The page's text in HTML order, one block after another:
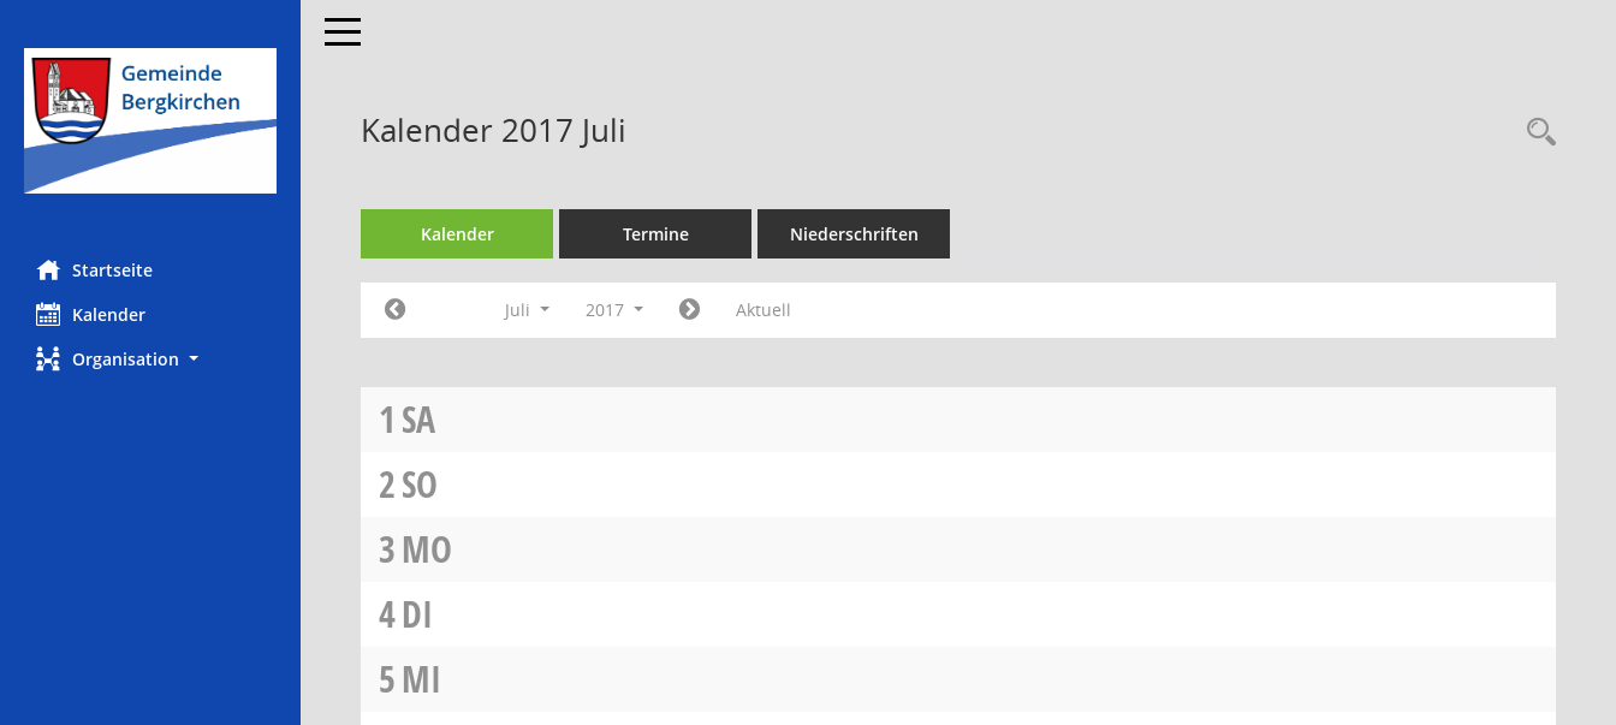
Startseite
Kalender
Organisation
Toggle navigation
Kalender 2017 Juli
Kalender Termine Niederschriften
Juli 2017 Aktuell
1 SA
2SO
3MO
4DI
5MI